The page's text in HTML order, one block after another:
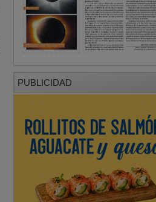
PUBLICIDAD